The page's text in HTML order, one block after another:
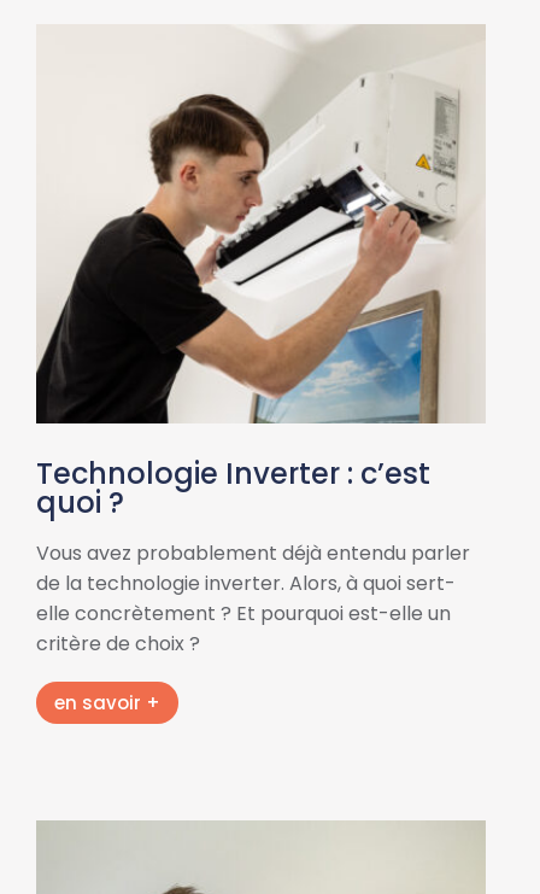
Technologie Inverter : c’est
quoi ?
Vous avez probablement déjà entendu parler
de la technologie inverter. Alors, à quoi sert-
elle concrètement ? Et pourquoi est-elle un
critère de choix ?
en savoir +